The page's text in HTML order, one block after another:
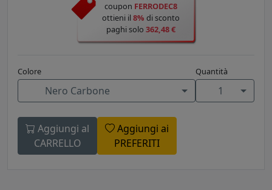
coupon FERRODEC8
ottieni il8% di sconto
paghi solo 362,48 €
Colore
Nero Carbone
Quantità
1
Aggiungi al
CARRELLO
Aggiungi ai
PREFERITI